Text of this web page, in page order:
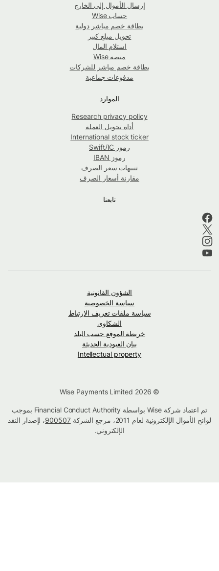
إرسال الأموال إلى الخارج
حساب Wise
بطاقة خصم مباشر دولية
تحويل مبلغ كبير
استلام المال
منصة Wise
بطاقة خصم مباشر للشركات
مدفوعات جماعية
الموارد
Research privacy policy
أداة تحويل العملة
International stock ticker
رموز Swift/IC
رموز IBAN
تنبيهات سعر الصرف
مقارنة أسعار الصرف
تابعنا
الشؤون القانونية
سياسة الخصوصية
سياسة ملفات تعريف الارتباط
الشكاوى
خريطة الموقع حسب البلد
بيان العبودية الحديثة
Intellectual property
تم اعتماد شركة Wise بواسطة Financial Conduct Authority بموجب
لوائح الأموال الإلكترونية لعام 2011، مرجع الشركة
900507، لإصدار النقد
الإلكتروني.